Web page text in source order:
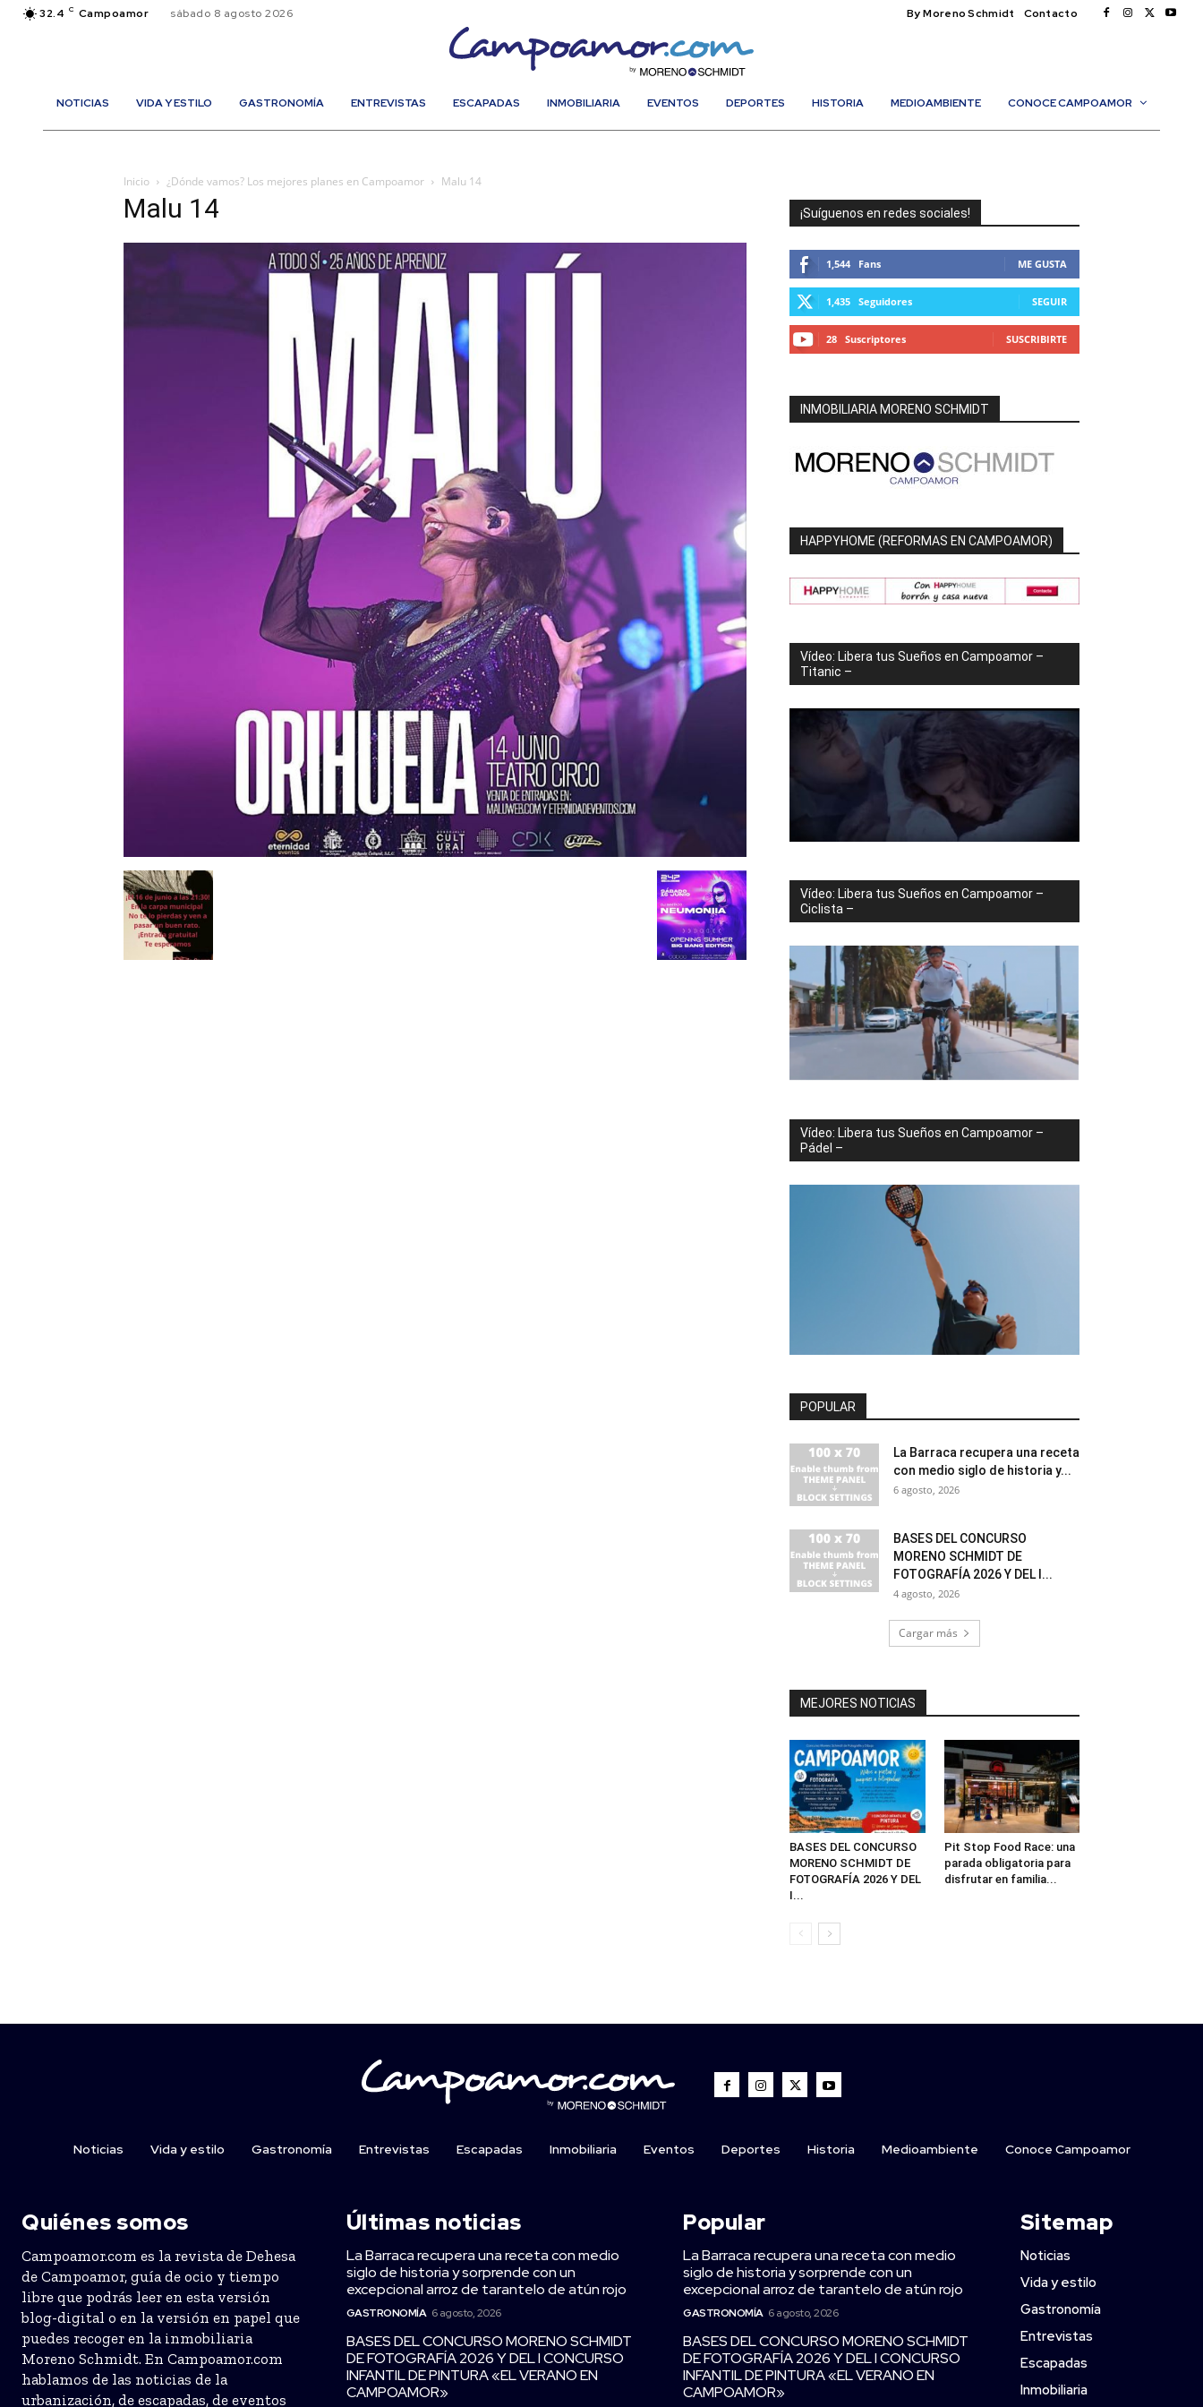
32.4 C Campoamor sábado 8 agosto 2026 By Moreno Schmidt Contacto
NOTICIAS VIDA Y ESTILO GASTRONOMÍA ENTREVISTAS ESCAPADAS INMOBILIARIA EVENTOS DEPORTES HISTORIA MEDIOAMBIENTE CONOCE CAMPOAMOR
Inicio ¿Dónde vamos? Los mejores planes en Campoamor Malu 14
Malu 14 ¡Suíguenos en redes sociales!
1,544 Fans ME GUSTA
1,435 Seguidores SEGUIR
28 Suscriptores SUSCRIBIRTE
INMOBILIARIA MORENO SCHMIDT
HAPPYHOME (REFORMAS EN CAMPOAMOR)
Vídeo: Libera tus Sueños en Campoamor –
Titanic –
Vídeo: Libera tus Sueños en Campoamor –
Ciclista –
Vídeo: Libera tus Sueños en Campoamor –
Pádel –
POPULAR
La Barraca recupera una receta
con medio siglo de historia y...
6 agosto, 2026
BASES DEL CONCURSO
MORENO SCHMIDT DE
FOTOGRAFÍA 2026 Y DEL I...
4 agosto, 2026
Cargar más
MEJORES NOTICIAS
BASES DEL CONCURSO
MORENO SCHMIDT DE
FOTOGRAFÍA 2026 Y DEL
I...
Pit Stop Food Race: una
parada obligatoria para
disfrutar en familia...
Noticias Vida y estilo Gastronomía Entrevistas Escapadas Inmobiliaria Eventos Deportes Historia Medioambiente Conoce Campoamor
Quiénes somos
Campoamor.com es la revista de Dehesa
de Campoamor, guía de ocio y tiempo
libre que podrás leer en esta versión
blog-digital o en la versión en papel que
puedes recoger en la inmobiliaria
Moreno Schmidt. En Campoamor.com
hablamos de las noticias de la
urbanización, de escapadas, de eventos
Últimas noticias
La Barraca recupera una receta con medio
siglo de historia y sorprende con un
excepcional arroz de tarantelo de atún rojo
GASTRONOMÍA 6 agosto, 2026
BASES DEL CONCURSO MORENO SCHMIDT
DE FOTOGRAFÍA 2026 Y DEL I CONCURSO
INFANTIL DE PINTURA «EL VERANO EN
CAMPOAMOR»
Popular
La Barraca recupera una receta con medio
siglo de historia y sorprende con un
excepcional arroz de tarantelo de atún rojo
GASTRONOMÍA 6 agosto, 2026
BASES DEL CONCURSO MORENO SCHMIDT
DE FOTOGRAFÍA 2026 Y DEL I CONCURSO
INFANTIL DE PINTURA «EL VERANO EN
CAMPOAMOR»
Sitemap
Noticias
Vida y estilo
Gastronomía
Entrevistas
Escapadas
Inmobiliaria